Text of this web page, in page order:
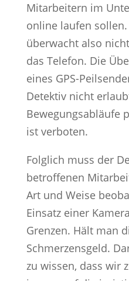
Mitarbeitern im
online laufen
überwacht also
das Telefon. Die
eines GPS-
Detektiv nicht
Bewegungsabläufe
ist verboten.
Folglich muss der
betroffenen
Art und Weise
Einsatz einer
Grenzen. Hält man
Schmerzensgeld.
zu wissen, dass wir